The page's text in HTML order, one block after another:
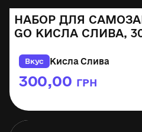
НАБОР ДЛЯ
GO КИСЛА СЛИВА,
Вкус Кисла Слива
300,00 ГРН